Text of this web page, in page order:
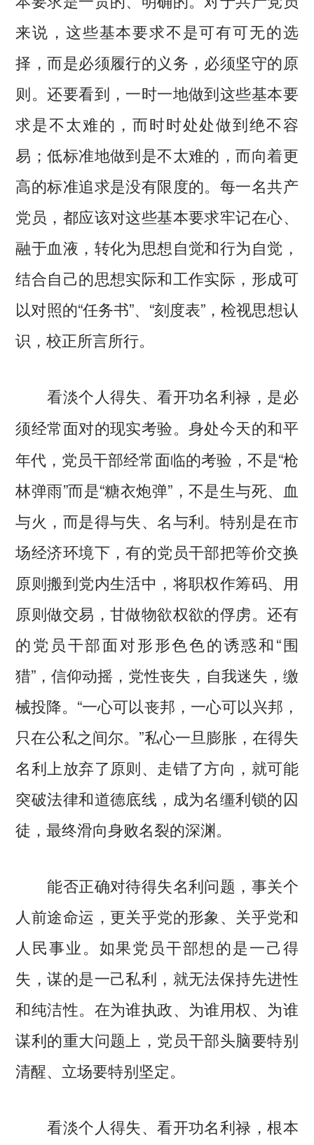
来说，这些基本要求不是可有可无的选
择，而是必须履行的义务，必须坚守的原
则。还要看到，一时一地做到这些基本要
求是不太难的，而时时处处做到绝不容
易；低标准地做到是不太难的，而向着更
高的标准追求是没有限度的。每一名共产
党员，都应该对这些基本要求牢记在心、
融于血液，转化为思想自觉和行为自觉，
结合自己的思想实际和工作实际，形成可
以对照的“任务书”、“刻度表”，检视思想认
识，校正所言所行。
看淡个人得失、看开功名利禄，是必
须经常面对的现实考验。身处今天的和平
年代，党员干部经常面临的考验，不是“枪
林弹雨”而是“糖衣炮弹”，不是生与死、血
与火，而是得与失、名与利。特别是在市
场经济环境下，有的党员干部把等价交换
原则搬到党内生活中，将职权作筹码、用
原则做交易，甘做物欲权欲的俘虏。还有
的党员干部面对形形色色的诱惑和“围
猎”，信仰动摇，党性丧失，自我迷失，缴
械投降。“一心可以丧邦，一心可以兴邦，
只在公私之间尔。”私心一旦膨胀，在得失
名利上放弃了原则、走错了方向，就可能
突破法律和道德底线，成为名缰利锁的囚
徒，最终滑向身败名裂的深渊。
能否正确对待得失名利问题，事关个
人前途命运，更关乎党的形象、关乎党和
人民事业。如果党员干部想的是一己得
失，谋的是一己私利，就无法保持先进性
和纯洁性。在为谁执政、为谁用权、为谁
谋利的重大问题上，党员干部头脑要特别
清醒、立场要特别坚定。
看淡个人得失、看开功名利禄，根本